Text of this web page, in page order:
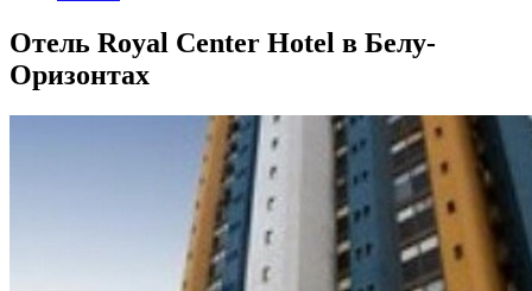
Отель Royal Center Hotel в Белу-
Оризонтах